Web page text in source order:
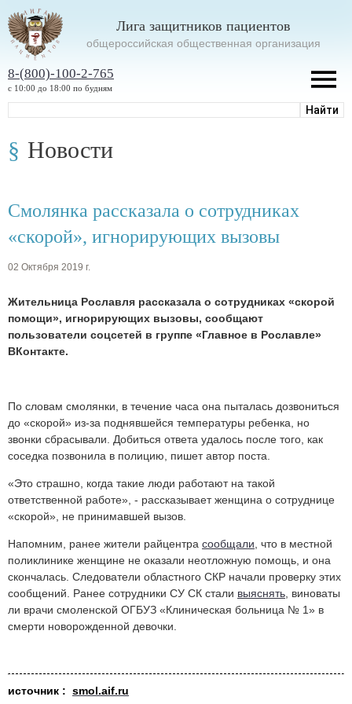
Лига защитников пациентов
oбщероссийская общественная организация
8-(800)-100-2-765
с 10:00 до 18:00 по будням
Новости
Смолянка рассказала о сотрудниках
«скорой», игнорирующих вызовы
02 Октября 2019 г.
Жительница Рославля рассказала о сотрудниках «скорой
помощи», игнорирующих вызовы, сообщают
пользователи соцсетей в группе «Главное в Рославле»
ВКонтакте.
По словам смолянки, в течение часа она пыталась дозвониться
до «скорой» из-за поднявшейся температуры ребенка, но
звонки сбрасывали. Добиться ответа удалось после того, как
соседка позвонила в полицию, пишет автор поста.
«Это страшно, когда такие люди работают на такой
ответственной работе», - рассказывает женщина о сотруднице
«скорой», не принимавшей вызов.
Напомним, ранее жители райцентра сообщали , что в местной
поликлинике женщине не оказали неотложную помощь, и она
скончалась. Следователи областного СКР начали проверку этих
сообщений. Ранее сотрудники СУ СК стали выяснять , виноваты
ли врачи смоленской ОГБУЗ «Клиническая больница № 1» в
смерти новорожденной девочки.
источник : smol.aif.ru